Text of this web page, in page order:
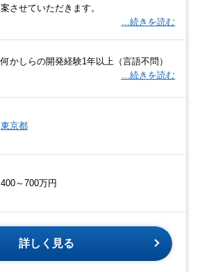
案させていただきます。
…続きを読む
何かしらの開発経験1年以上（言語不問）
…続きを読む
東京都
400～700万円
詳しく見る